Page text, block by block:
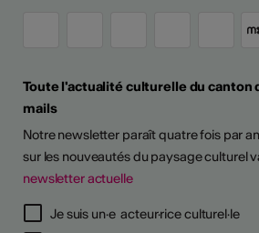
Toute l'actualité culturelle du canton
mails
Notre newsletter paraît quatre fois par
sur les nouveautés du paysage culturel
newsletter actuelle
Je suis un·e acteur·rice culturel·le